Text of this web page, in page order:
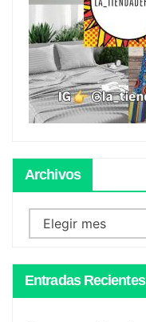
Archivos
Archivos
Entradas Recientes